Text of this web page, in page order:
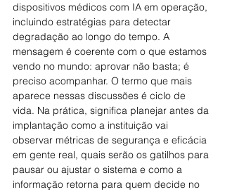
dispositivos médicos com IA em operação,
incluindo estratégias para detectar
degradação ao longo do tempo. A
mensagem é coerente com o que estamos
vendo no mundo: aprovar não basta; é
preciso acompanhar. O termo que mais
aparece nessas discussões é ciclo de
vida. Na prática, significa planejar antes da
implantação como a instituição vai
observar métricas de segurança e eficácia
em gente real, quais serão os gatilhos para
pausar ou ajustar o sistema e como a
informação retorna para quem decide no